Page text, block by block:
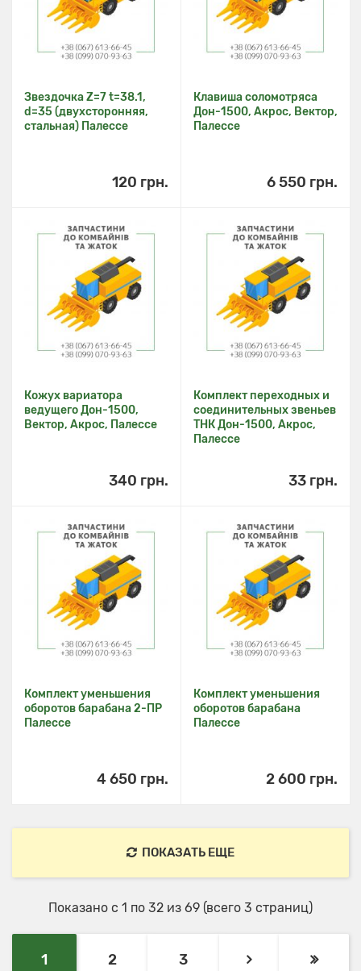
Звездочка Z=7 t=38.1,
d=35 (двухсторонняя,
стальная) Палессе
120 грн.
Клавиша соломотряса
Дон-1500, Акрос, Вектор,
Палессе
6 550 грн.
Кожух вариатора
ведущего Дон-1500,
Вектор, Акрос, Палессе
340 грн.
Комплект переходных и
соединительных звеньев
ТНК Дон-1500, Акрос,
Палессе
33 грн.
Комплект уменьшения
оборотов барабана 2-ПР
Палессе
4 650 грн.
Комплект уменьшения
оборотов барабана
Палессе
2 600 грн.
ПОКАЗАТЬ ЕЩЕ
Показано с 1 по 32 из 69 (всего 3 страниц)
1 2 3